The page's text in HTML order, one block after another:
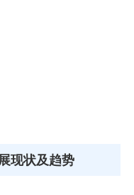
现状及趋势